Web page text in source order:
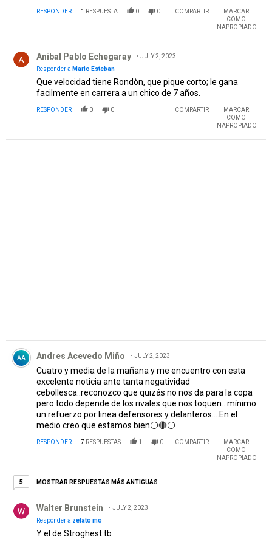
RESPONDER 1 RESPUESTA 0 0 COMPARTIR
MARCAR
COMO
INAPROPIADO
Anibal Pablo Echegaray
JULY 2, 2023
Responder a Mario Esteban
Que velocidad tiene Rondòn, que pique corto; le gana
facilmente en carrera a un chico de 7 años.
RESPONDER 0 0 COMPARTIR
MARCAR
COMO
INAPROPIADO
Comentario de Andres Acevedo Miño.
AA Andres Acevedo Miño JULY 2, 2023
Cuatro y media de la mañana y me encuentro con esta
excelente noticia ante tanta negatividad
cebollesca..reconozco que quizás no nos da para la copa
pero todo depende de los rivales que nos toquen...mínimo
un refuerzo por linea defensores y delanteros....En el
medio creo que estamos bien⚪🔴⚪
RESPONDER 7 RESPUESTAS 1 0 COMPARTIR
MARCAR
COMO
INAPROPIADO
55 respuestas más antiguas
MOSTRAR RESPUESTAS MÁS ANTIGUAS
Walter Brunstein
JULY 2, 2023
Responder a zelato mo
Y el de Stroghest tb